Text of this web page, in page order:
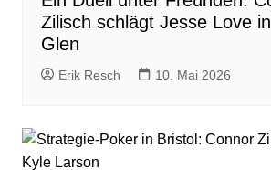
Zilisch schlägt Jesse Love
Glen
Erik Resch 10. Mai 2026